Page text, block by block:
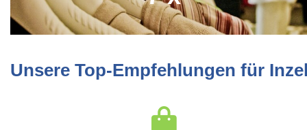
Unsere Top-Empfehlungen für